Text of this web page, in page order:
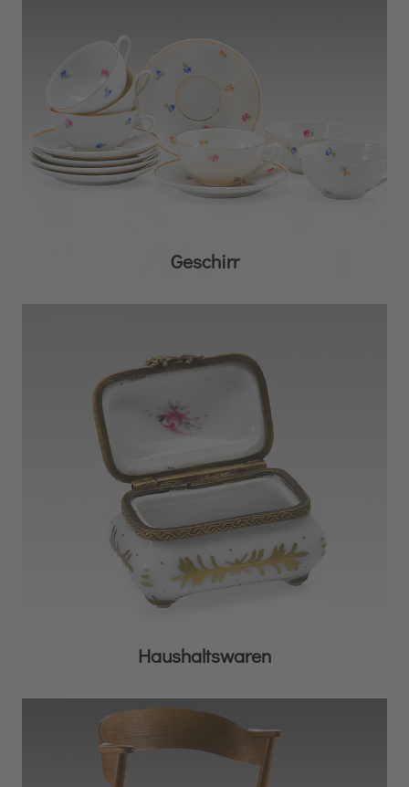
Geschirr
Haushaltswaren